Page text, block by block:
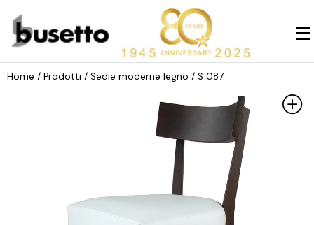
Home / Prodotti / Sedie moderne legno / S 087